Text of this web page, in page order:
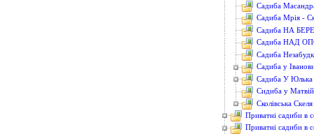
Садиба
Садиба Мрія -
Садиба НА
Садиба НАД
Садиба
Садиба у
Садиба У Юлька
Сидиба у
Сколівська Скеля
Приватні садиби в
Приватні садиби в